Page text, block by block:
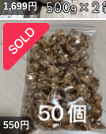
1,699円
550円